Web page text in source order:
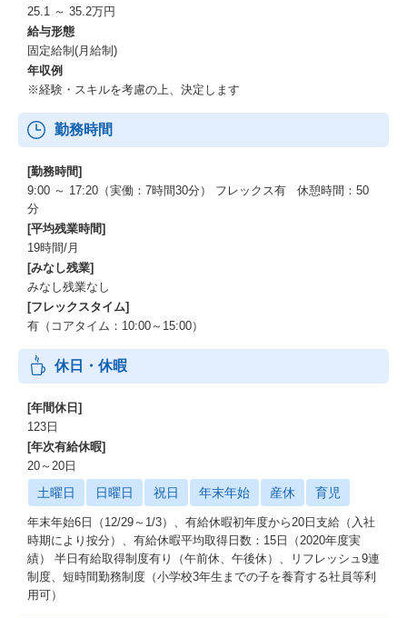
25.1 ～ 35.2万円
給与形態
固定給制(月給制)
年収例
※経験・スキルを考慮の上、決定します
勤務時間
[勤務時間]
9:00 ～ 17:20（実働：7時間30分） フレックス有 休憩時間：50
分
[平均残業時間]
19時間/月
[みなし残業]
みなし残業なし
[フレックスタイム]
有（コアタイム：10:00～15:00）
休日・休暇
[年間休日]
123日
[年次有給休暇]
20～20日
土曜日 日曜日 祝日 年末年始 産休 育児
年末年始6日（12/29～1/3）、有給休暇初年度から20日支給（入社
時期により按分）、有給休暇平均取得日数：15日（2020年度実
績） 半日有給取得制度有り（午前休、午後休）、リフレッシュ9連
制度、短時間勤務制度（小学校3年生までの子を養育する社員等利
用可）